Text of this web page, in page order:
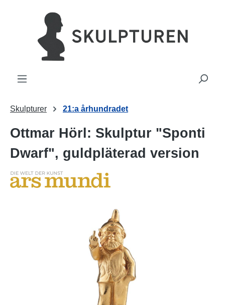
Skulpturer 21:a århundradet
Ottmar Hörl: Skulptur "Sponti
Dwarf", guldpläterad version